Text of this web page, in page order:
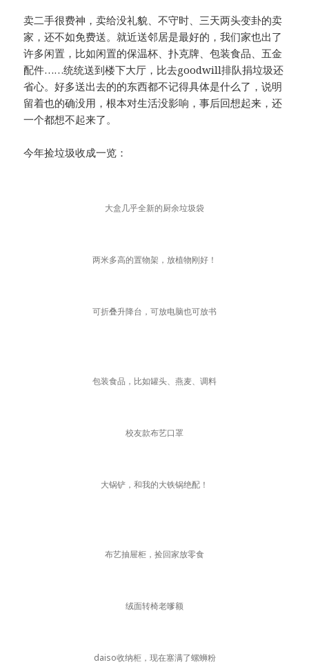
卖二手很费神，卖给没礼貌、不守时、三天两头变卦的卖
家，还不如免费送。就近送邻居是最好的，我们家也出了
许多闲置，比如闲置的保温杯、扑克牌、包装食品、五金
配件……统统送到楼下大厅，比去goodwill排队捐垃圾还
省心。好多送出去的的东西都不记得具体是什么了，说明
留着也的确没用，根本对生活没影响，事后回想起来，还
一个都想不起来了。
今年捡垃圾收成一览：
大盒几乎全新的厨余垃圾袋
两米多高的置物架，放植物刚好！
可折叠升降台，可放电脑也可放书
包装食品，比如罐头、燕麦、调料
校友款布艺口罩
大锅铲，和我的大铁锅绝配！
布艺抽屉柜，捡回家放零食
绒面转椅老嗲额
daiso收纳柜，现在塞满了螺蛳粉